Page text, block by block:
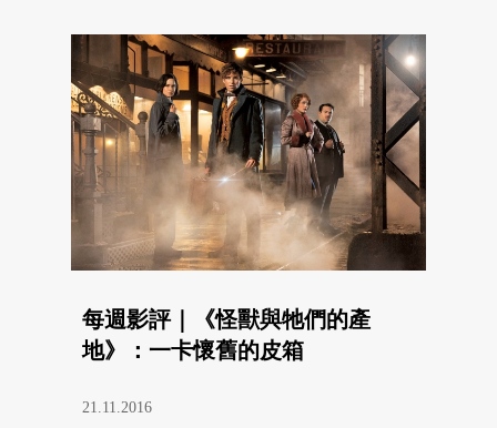
每週影評｜《怪獸與牠們的產
地》：一卡懷舊的皮箱
21.11.2016